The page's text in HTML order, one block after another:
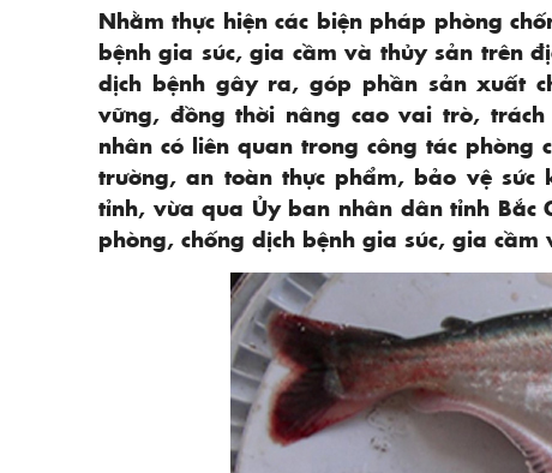
Nhằm thực hiện các biện pháp phòng
bệnh gia súc, gia cầm và thủy sản trên
dịch bệnh gây ra, góp phần sản xuất
vững, đồng thời nâng cao vai trò, trách
nhân có liên quan trong công tác
trường, an toàn thực phẩm, bảo vệ
tỉnh, vừa qua Ủy ban nhân dân tỉnh Bắc
phòng, chống dịch bệnh gia súc, gia